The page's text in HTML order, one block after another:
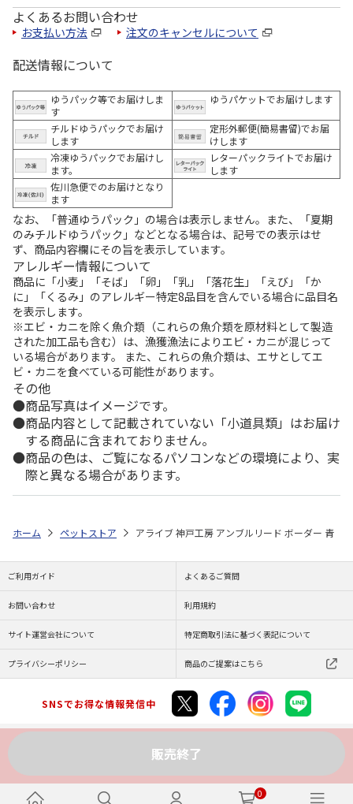
0
よくあるお問い合わせ
お支払い方法 注文のキャンセルについて
配送情報について
ゆうパック等でお届けしま
す
ゆうパケットでお届けします
チルドゆうパックでお届け
します
定形外郵便(簡易書留)でお届
けします
冷凍ゆうパックでお届けし
ます。
レターパックライトでお届け
します
佐川急便でのお届けとなり
ます
なお、「普通ゆうパック」の場合は表示しません。また、「夏期
のみチルドゆうパック」などとなる場合は、記号での表示はせ
ず、商品内容欄にその旨を表示しています。
アレルギー情報について
商品に「小麦」「そば」「卵」「乳」「落花生」「えび」「か
に」「くるみ」のアレルギー特定8品目を含んでいる場合に品目名
を表示します。
※エビ・カニを除く魚介類（これらの魚介類を原材料として製造
された加工品も含む）は、漁獲漁法によりエビ・カニが混じって
いる場合があります。 また、これらの魚介類は、エサとしてエ
ビ・カニを食べている可能性があります。
その他
商品写真はイメージです。
商品内容として記載されていない「小道具類」はお届け
する商品に含まれておりません。
商品の色は、ご覧になるパソコンなどの環境により、実
際と異なる場合があります。
販売終了
ホーム ペットストア アライブ 神戸工房 アンブルリード ボーダー 青
ご利用ガイド よくあるご質問
お問い合わせ 利用規約
サイト運営会社について 特定商取引法に基づく表記について
プライバシーポリシー 商品のご提案はこちら
SNSでお得な情報発信中